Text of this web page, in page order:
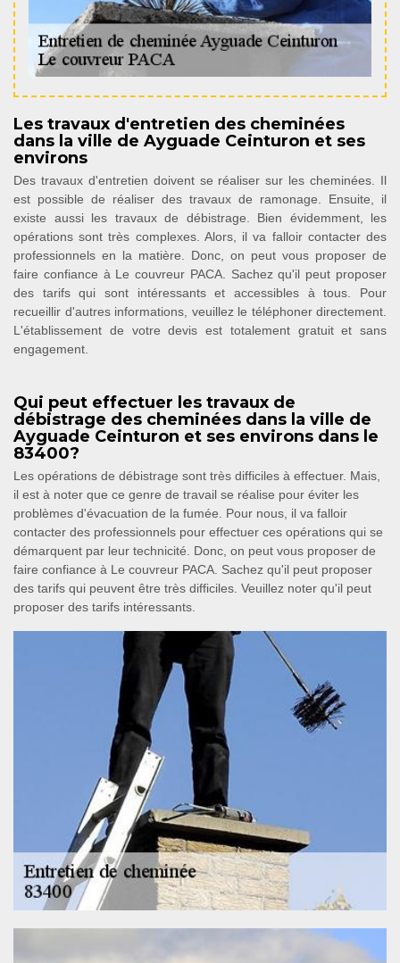
Les travaux d'entretien des cheminées
dans la ville de Ayguade Ceinturon et ses
environs
Des travaux d'entretien doivent se réaliser sur les cheminées. Il
est possible de réaliser des travaux de ramonage. Ensuite, il
existe aussi les travaux de débistrage. Bien évidemment, les
opérations sont très complexes. Alors, il va falloir contacter des
professionnels en la matière. Donc, on peut vous proposer de
faire confiance à Le couvreur PACA. Sachez qu'il peut proposer
des tarifs qui sont intéressants et accessibles à tous. Pour
recueillir d'autres informations, veuillez le téléphoner directement.
L'établissement de votre devis est totalement gratuit et sans
engagement.
Qui peut effectuer les travaux de
débistrage des cheminées dans la ville de
Ayguade Ceinturon et ses environs dans le
83400?
Les opérations de débistrage sont très difficiles à effectuer. Mais,
il est à noter que ce genre de travail se réalise pour éviter les
problèmes d'évacuation de la fumée. Pour nous, il va falloir
contacter des professionnels pour effectuer ces opérations qui se
démarquent par leur technicité. Donc, on peut vous proposer de
faire confiance à Le couvreur PACA. Sachez qu'il peut proposer
des tarifs qui peuvent être très difficiles. Veuillez noter qu'il peut
proposer des tarifs intéressants.